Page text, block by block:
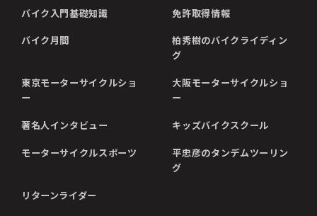
バイク入門基礎知識 免許取得情報
バイク月間
柏秀樹のバイクライディン
グ
東京モーターサイクルショ
ー
大阪モーターサイクルショ
ー
著名人インタビュー キッズバイクスクール
モーターサイクルスポーツ
平忠彦のタンデムツーリン
グ
リターンライダー